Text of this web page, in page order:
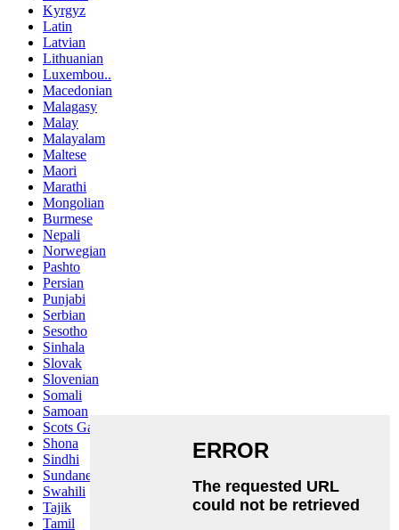
Kyrgyz
Latin
Latvian
Lithuanian
Luxembou..
Macedonian
Malagasy
Malay
Malayalam
Maltese
Maori
Marathi
Mongolian
Burmese
Nepali
Norwegian
Pashto
Persian
Punjabi
Serbian
Sesotho
Sinhala
Slovak
Slovenian
Somali
Samoan
Scots Gaelic
Shona
Sindhi
Sundanese
Swahili
Tajik
Tamil